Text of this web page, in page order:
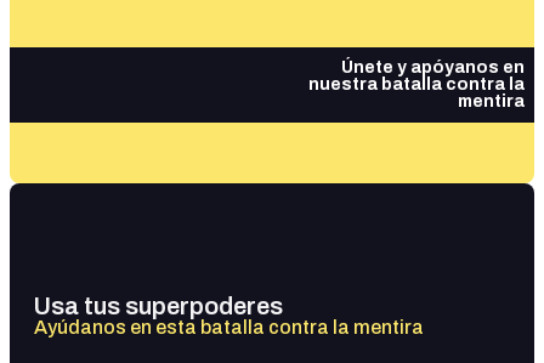
Únete y apóyanos en
nuestra batalla contra la
mentira
Usa tus superpoderes
Ayúdanos en esta batalla contra la mentira